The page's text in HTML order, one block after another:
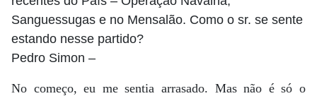
Sanguessugas e no Mensalão. Como o sr. se sente
estando nesse partido?
Pedro Simon –
No começo, eu me sentia arrasado. Mas não é só o